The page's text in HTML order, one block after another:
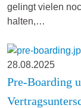
gelingt vielen
halten,…
28.08.2025
Pre-Boarding